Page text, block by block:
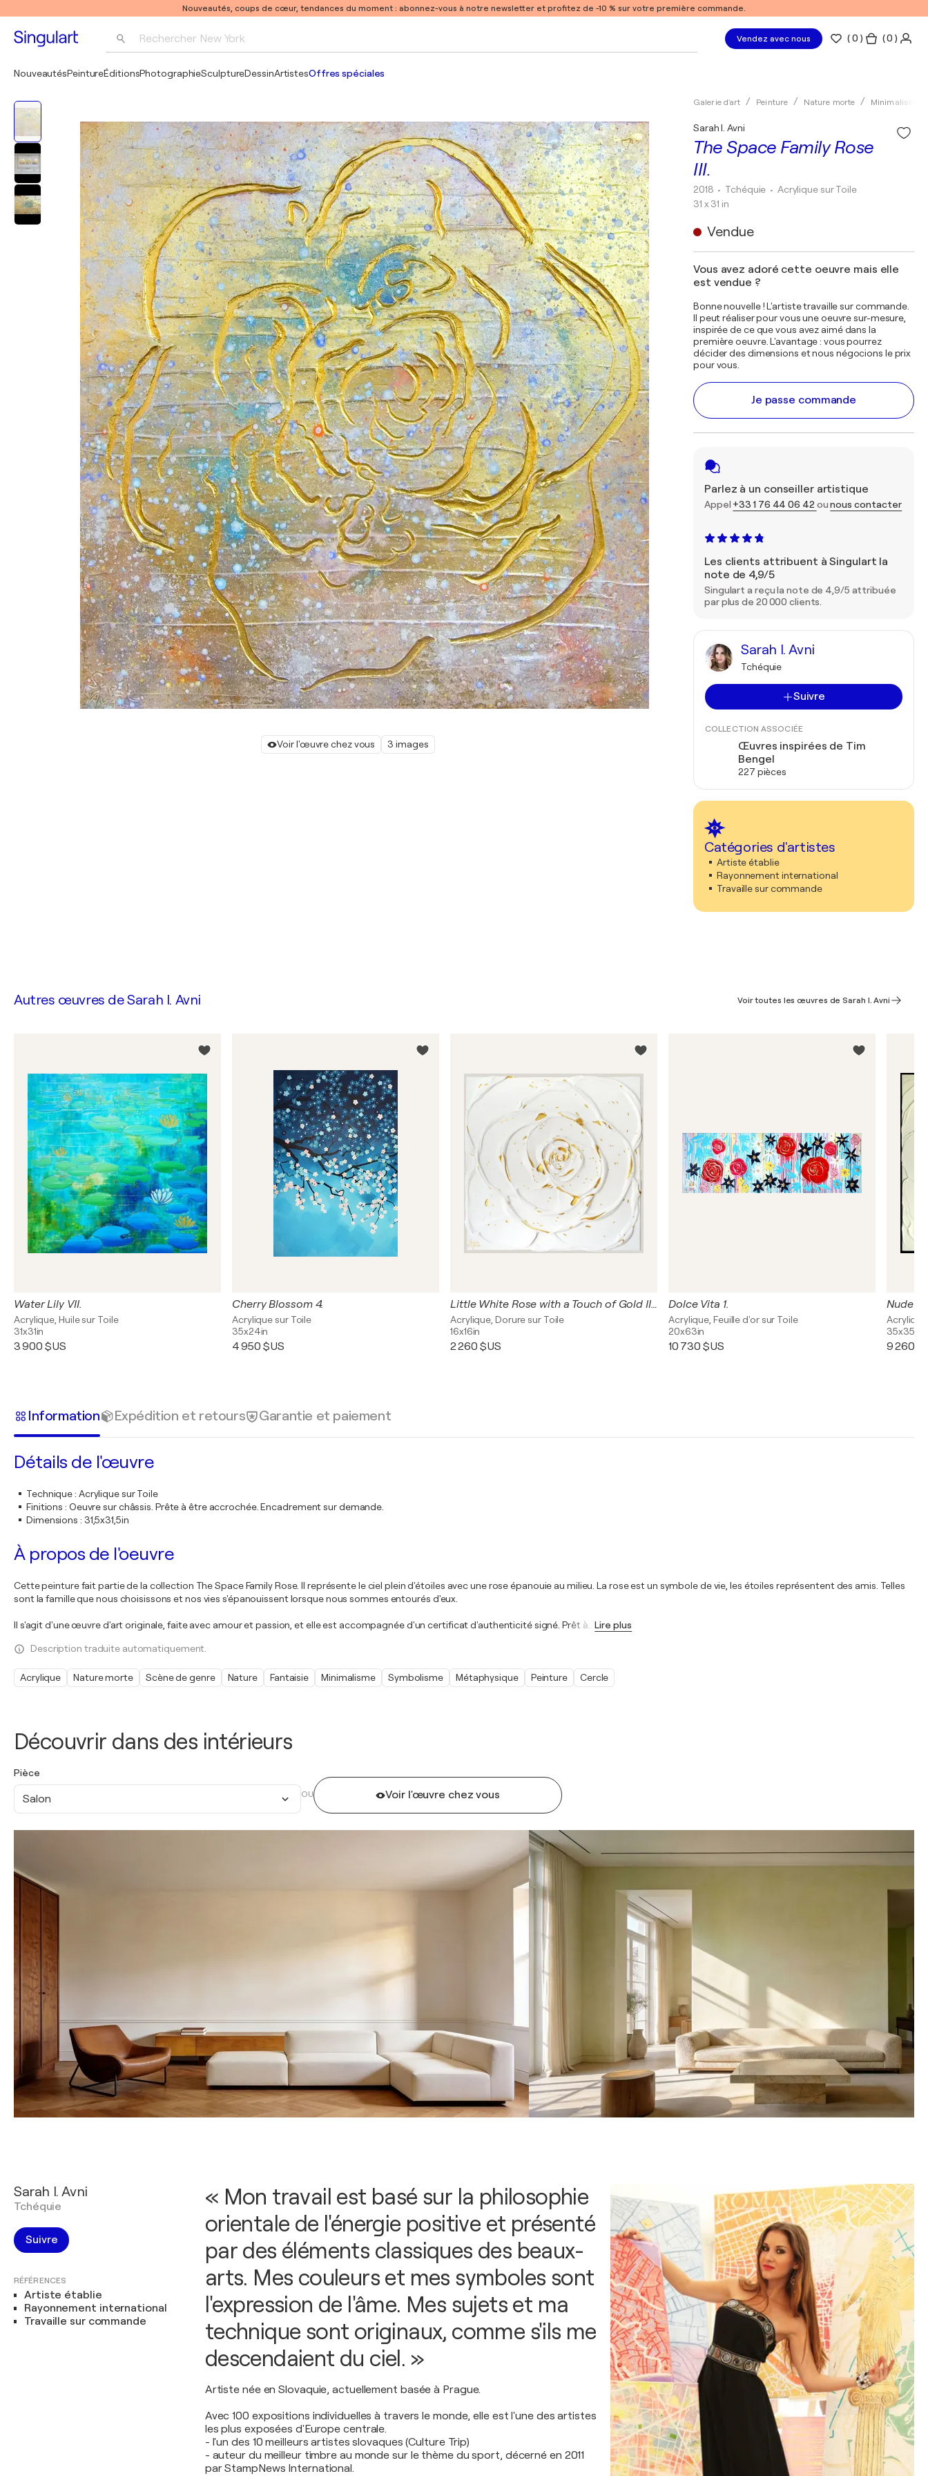
Nouveautés, coups de cœur, tendances du moment : abonnez-vous à notre newsletter et profitez de -10 % sur votre première commande.
Rechercher New York
Pablo Picasso
Vendez avec nous (0 ) ( 0 )
NouveautésPeintureÉditionsPhotographieSculptureDessinArtistesOffres spéciales
Voir l'œuvre chez vous 3 images
Galerie d'art Peinture Nature morte Minimalisme
The Space Family Rose
III.
Sarah I. Avni
2018 • Tchéquie • Acrylique sur Toile
31 x 31 in
Vendue
Vous avez adoré cette oeuvre mais elle
est vendue ?
Bonne nouvelle ! L'artiste travaille sur commande.
Il peut réaliser pour vous une oeuvre sur-mesure,
inspirée de ce que vous avez aimé dans la
première oeuvre. L'avantage : vous pourrez
décider des dimensions et nous négocions le prix
pour vous.
Je passe commande
Parlez à un conseiller artistique
Appel +33 1 76 44 06 42 ounous contacter
Les clients attribuent à Singulart la
note de 4,9/5
Singulart a reçu la note de 4,9/5 attribuée
par plus de 20 000 clients.
Sarah I. Avni
Tchéquie
Suivre
COLLECTION ASSOCIÉE
Œuvres inspirées de Tim
Bengel
227 pièces
Catégories d'artistes
Artiste établie
Rayonnement international
Travaille sur commande
Découvrir dans des intérieurs
Pièce
Salon OU Voir l'œuvre chez vous
Autres œuvres deSarah I. Avni Voir toutes les œuvres de Sarah I. Avni
Water Lily VII.
Acrylique, Huile sur Toile
31x31in
3 900 $US
Cherry Blossom 4.
Acrylique sur Toile
35x24in
4 950 $US
Little White Rose with a Touch of Gold III. (3I25)
Acrylique, Dorure sur Toile
16x16in
2 260 $US
Dolce Vita 1.
Acrylique, Feuille d'or sur Toile
20x63in
10 730 $US
Nude
35x35in
9 260
Information Expédition et retours Garantie et paiement
Détails de l'œuvre
Technique: Acrylique sur Toile
Finitions : Oeuvre sur châssis. Prête à être accrochée. Encadrement sur demande.
Dimensions : 31,5x31,5in
À propos de l'oeuvre
Cette peinture fait partie de la collection The Space Family Rose. Il représente le ciel plein d'étoiles avec une rose épanouie au milieu. La rose est un symbole de vie, les étoiles représentent des amis. Telles
sont la famille que nous choisissons et nos vies s'épanouissent lorsque nous sommes entourés d'eux.
Il s'agit d'une œuvre d'art originale, faite avec amour et passion, et elle est accompagnée d'un certificat d'authenticité signé. Prêt à Lire plus
Description traduite automatiquement.
Acrylique Nature morte Scène de genre Nature Fantaisie Minimalisme Symbolisme Métaphysique Peinture Cercle
Sarah I. Avni
Tchéquie
Suivre
RÉFÉRENCES
Artiste établie
Rayonnement international
Travaille sur commande
« Mon travail est basé sur la philosophie
orientale de l'énergie positive et présenté
par des éléments classiques des beaux-
arts. Mes couleurs et mes symboles sont
l'expression de l'âme. Mes sujets et ma
technique sont originaux, comme s'ils me
descendaient du ciel. »
Artiste née en Slovaquie, actuellement basée à Prague.
Avec 100 expositions individuelles à travers le monde, elle est l'une des artistes
les plus exposées d'Europe centrale.
- l'un des 10 meilleurs artistes slovaques (Culture Trip)
- auteur du meilleur timbre au monde sur le thème du sport, décerné en 2011
par StampNews International.